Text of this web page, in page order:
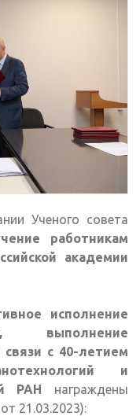
Ученого совета
работникам
академии
исполнение
выполнение
с 40-летием
и
РАН награждены
21.03.2023):